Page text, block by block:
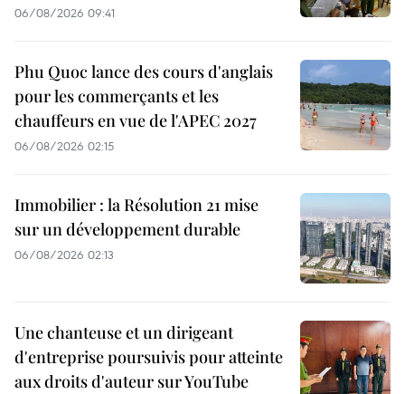
06/08/2026 09:41
Phu Quoc lance des cours d'anglais
pour les commerçants et les
chauffeurs en vue de l'APEC 2027
06/08/2026 02:15
Immobilier : la Résolution 21 mise
sur un développement durable
06/08/2026 02:13
Une chanteuse et un dirigeant
d'entreprise poursuivis pour atteinte
aux droits d'auteur sur YouTube